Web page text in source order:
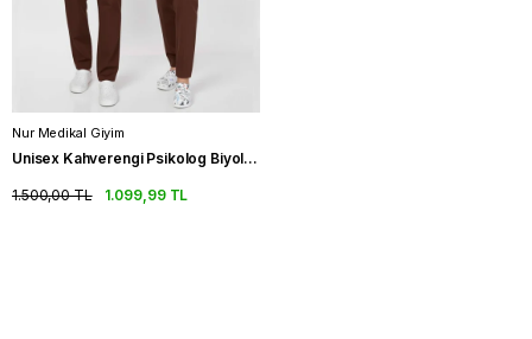
Nur Medikal Giyim
Unisex Kahverengi Psikolog Biyolog Sosyolog Gerontolog Scrubs Üniforma Takım(Sağlık Bak.Yön.Uygun)
1.099,99 TL
1.500,00 TL